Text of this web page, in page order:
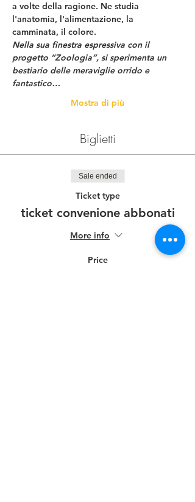
a volte della ragione. Ne studia
l'anatomia, l'alimentazione, la
camminata, il colore.
Nella sua finestra espressiva con il
progetto “Zoologia”, si sperimenta un
bestiario delle meraviglie orrido e
fantastico…
Mostra di più
Biglietti
Sale ended
Ticket type
ticket convenione abbonati
More info
Price